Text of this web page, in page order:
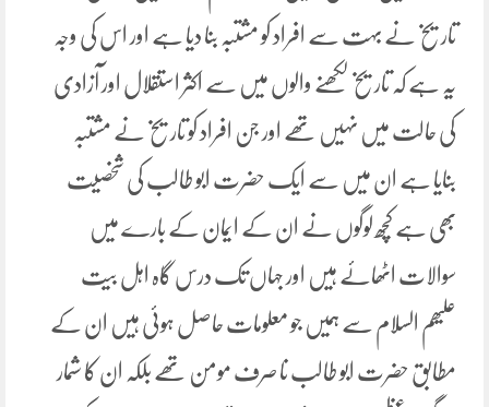
تاریخ نے بہت سے افراد کو مشتبہ بنا دیا ہے اور اس کی وجہ
یہ ہے کہ تاریخ لکھنے والوں میں سے اکثر استقلال اور آزادی
کی حالت میں نہیں تھے اور جن افراد کو تاریخ نے مشتبہ
بنایا ہے ان میں سے ایک حضرت ابو طالب کی شخصیت
بھی ہے کچھ لوگوں نے ان کے ایمان کے بارے میں
سوالات اٹھائے ہیں اور جہاں تک درس گاہ اہل بیت
علیھم السلام سے ہمیں جو معلومات حاصل ہوئی ہیں ان کے
مطابق حضرت ابو طالب نا صرف مومن تھے بلکہ ان کا شمار